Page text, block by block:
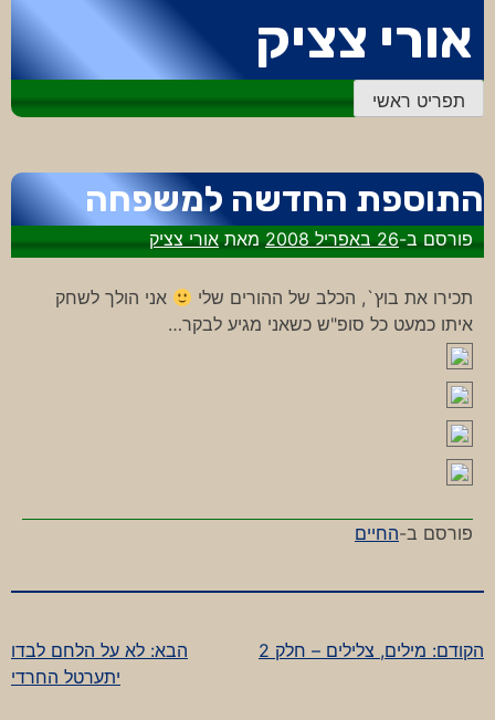
לתוכן
אורי צציק
תפריט ראשי
התוספת החדשה למשפחה
פורסם ב-26 באפריל 2008 מאתאורי צציק
תכירו את בוץ`, הכלב של ההורים שלי
אני הולך לשחק
איתו כמעט כל סופ"ש כשאני מגיע לבקר…
פורסם ב-החיים
ניווט
הקודם: מילים, צלילים – חלק 2 הבא: לא על הלחם לבדו
יתערטל החרדי